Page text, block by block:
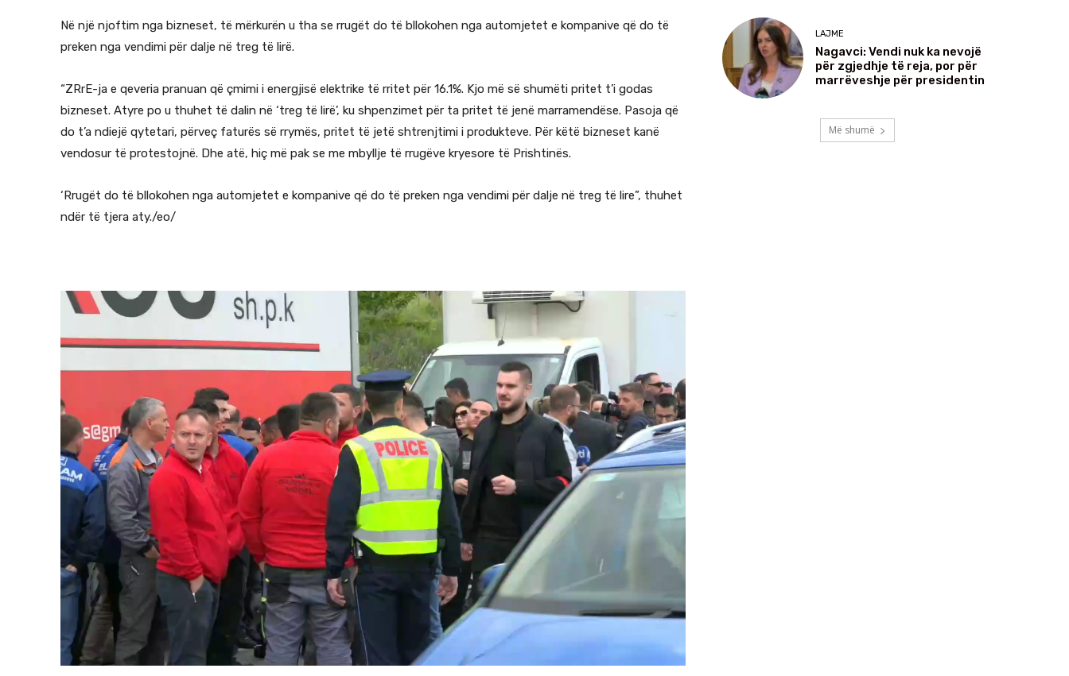
Në një njoftim nga bizneset, të mërkurën u tha se rrugët do të bllokohen nga automjetet e kompanive që do të
preken nga vendimi për dalje në treg të lirë.
“ZRrE-ja e qeveria pranuan që çmimi i energjisë elektrike të rritet për 16.1%. Kjo më së shumëti pritet t’i godas
bizneset. Atyre po u thuhet të dalin në ‘treg të lirë’, ku shpenzimet për ta pritet të jenë marramendëse. Pasoja që
do t’a ndiejë qytetari, përveç faturës së rrymës, pritet të jetë shtrenjtimi i produkteve. Për këtë bizneset kanë
vendosur të protestojnë. Dhe atë, hiç më pak se me mbyllje të rrugëve kryesore të Prishtinës.
‘Rrugët do të bllokohen nga automjetet e kompanive që do të preken nga vendimi për dalje në treg të lire”, thuhet
ndër të tjera aty./eo/
LAJME
Nagavci: Vendi nuk ka nevojë
për zgjedhje të reja, por për
marrëveshje për presidentin
Më shumë